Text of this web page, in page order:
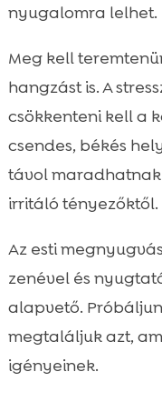
nyugalomra lelhet.
Meg kell
hangzást is. A
csökkenteni kell a
csendes, békés
távol
irritáló tényezőktől.
Az esti
zenével és
alapvető.
megtaláljuk azt,
igényeinek.